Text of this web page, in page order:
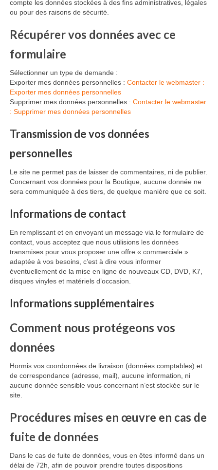
compte les données stockées à des fins administratives, légales
ou pour des raisons de sécurité.
Récupérer vos données avec ce
formulaire
Sélectionner un type de demande :
Exporter mes données personnelles : Contacter le webmaster :
Exporter mes données personnelles
Supprimer mes données personnelles : Contacter le webmaster
: Supprimer mes données personnelles
Transmission de vos données
personnelles
Le site ne permet pas de laisser de commentaires, ni de publier.
Concernant vos données pour la Boutique, aucune donnée ne
sera communiquée à des tiers, de quelque manière que ce soit.
Informations de contact
En remplissant et en envoyant un message via le formulaire de
contact, vous acceptez que nous utilisions les données
transmises pour vous proposer une offre « commerciale »
adaptée à vos besoins, c’est à dire vous informer
éventuellement de la mise en ligne de nouveaux CD, DVD, K7,
disques vinyles et matériels d’occasion.
Informations supplémentaires
Comment nous protégeons vos
données
Hormis vos coordonnées de livraison (données comptables) et
de correspondance (adresse, mail), aucune information, ni
aucune donnée sensible vous concernant n’est stockée sur le
site.
Procédures mises en œuvre en cas de
fuite de données
Dans le cas de fuite de données, vous en êtes informé dans un
délai de 72h, afin de pouvoir prendre toutes dispositions